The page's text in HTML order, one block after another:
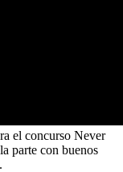
el concurso Never
parte con buenos